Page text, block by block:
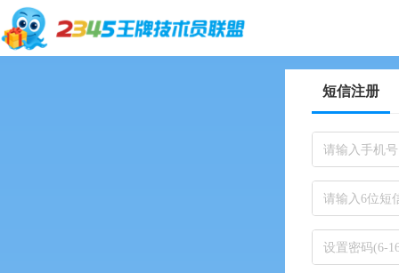
短信注册
请输入手机号
请输入6位短
设置密码(6-